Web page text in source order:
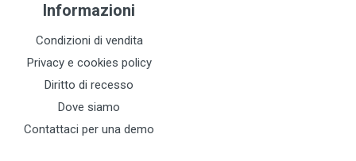
Informazioni
Condizioni di vendita
Privacy e cookies policy
Diritto di recesso
Dove siamo
Contattaci per una demo